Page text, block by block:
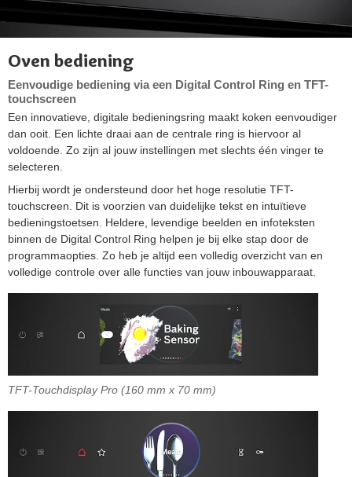
Oven bediening
Eenvoudige bediening via een Digital Control Ring en TFT-
touchscreen
Een innovatieve, digitale bedieningsring maakt koken eenvoudiger
dan ooit. Een lichte draai aan de centrale ring is hiervoor al
voldoende. Zo zijn al jouw instellingen met slechts één vinger te
selecteren.
Hierbij wordt je ondersteund door het hoge resolutie TFT-
touchscreen. Dit is voorzien van duidelijke tekst en intuïtieve
bedieningstoetsen. Heldere, levendige beelden en infoteksten
binnen de Digital Control Ring helpen je bij elke stap door de
programmaopties. Zo heb je altijd een volledig overzicht van en
volledige controle over alle functies van jouw inbouwapparaat.
TFT-Touchdisplay Pro (160 mm x 70 mm)